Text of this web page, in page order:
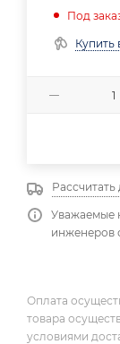
Под
Купить
Рассчитать
Уважаемые
инженеров
Оплата
товара
условиями